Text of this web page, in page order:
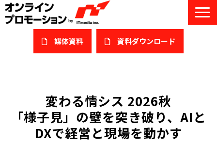
媒体資料 ​資料ダウンロード
私たちについて
サービスガイド/お役立ち資料
課題/ターゲット別で探す
変わる情シス 2026秋
「様子見」の壁を突き破り、AIと
DXで経営と現場を動かす